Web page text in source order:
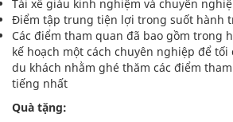
Tài xế giàu kinh nghiệm và chuyên
Điểm tập trung tiện lợi trong suốt hành
Các điểm tham quan đã bao gồm trong
kế hoạch một cách chuyên nghiệp để
du khách nhằm ghé thăm các điểm
tiếng nhất
Quà tặng: